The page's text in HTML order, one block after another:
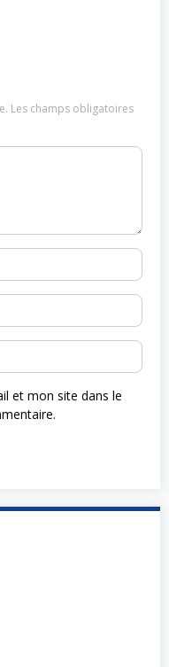
Les champs obligatoires
et mon site dans le